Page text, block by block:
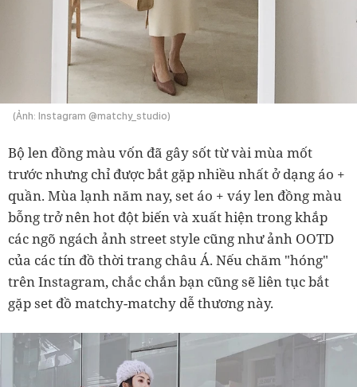
(Ảnh: Instagram @matchy_studio)
Bộ len đồng màu vốn đã gây sốt từ vài mùa mốt
trước nhưng chỉ được bắt gặp nhiều nhất ở dạng áo +
quần. Mùa lạnh năm nay, set áo + váy len đồng màu
bỗng trở nên hot đột biến và xuất hiện trong khắp
các ngõ ngách ảnh street style cũng như ảnh OOTD
của các tín đồ thời trang châu Á. Nếu chăm "hóng"
trên Instagram, chắc chắn bạn cũng sẽ liên tục bắt
gặp set đồ matchy-matchy dễ thương này.